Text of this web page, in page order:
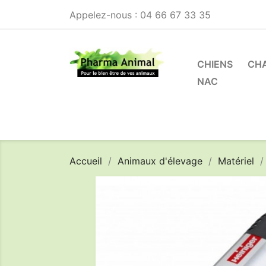
Appelez-nous : 04 66 67 33 35
CHIENS
NAC
Accueil Animaux d'élevage Matériel